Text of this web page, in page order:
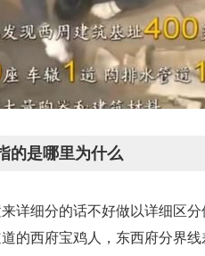
的是哪里为什么
详细分的话不好做以详细区
的西府宝鸡人，东西府分界